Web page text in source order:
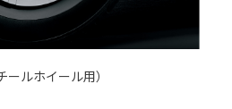
ルホイール用）